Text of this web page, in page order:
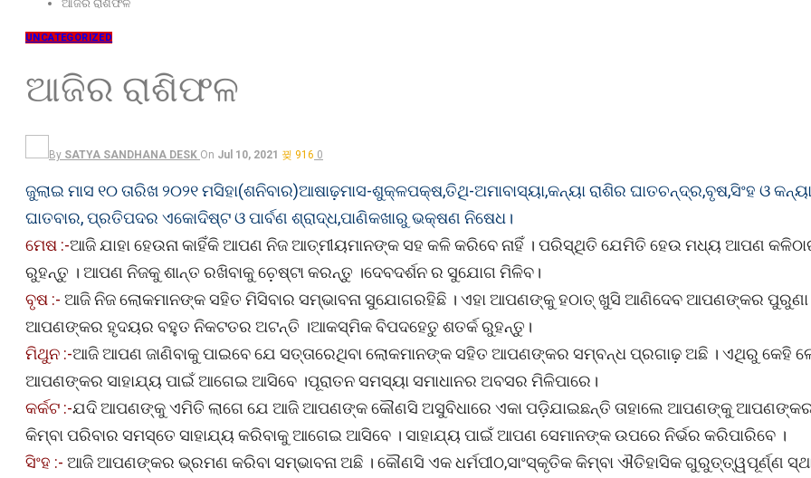
UNCATEGORIZED
ଆଜିର ରାଶିଫଳ
By SATYA SANDHANA DESK On Jul 10, 2021 916 0
ଜୁଲାଇ ମାସ ୧୦ ତାରିଖ ୨୦୨୧ ମସିହା(ଶନିବାର)ଆଷାଢ଼ମାସ-ଶୁକ୍ଳପକ୍ଷ,ତିଥି-ଅମାବାସ୍ୟା,କନ୍ୟା ରାଶିର ଘାତଚନ୍ଦ୍ର,ବୃଷ,ସିଂହ ଓ
ଘାତବାର, ପ୍ରତିପଦର ଏକୋଦିଷ୍ଟ ଓ ପାର୍ବଣ ଶ୍ରାଦ୍ଧ,ପାଣିକଖାରୁ ଭକ୍ଷଣ ନିଷେଧ।
ମେଷ :-ଆଜି ଯାହା ହେଉନା କାହିଁକି ଆପଣ ନିଜ ଆତ୍ମୀୟମାନଙ୍କ ସହ କଳି କରିବେ ନାହିଁ । ପରିସ୍ଥିତି ଯେମିତି ହେଉ ମଧ୍ୟ ଆପଣ
ରୁହନ୍ତୁ । ଆପଣ ନିଜକୁ ଶାନ୍ତ ରଖିବାକୁ ଚ଼େଷ୍ଟା କରନ୍ତୁ ।ଦେବଦର୍ଶନ ର ସୁଯୋଗ ମିଳିବ।
ବୃଷ :- ଆଜି ନିଜ ଲୋକମାନଙ୍କ ସହିତ ମିସିବାର ସମ୍ଭାବନା ସୁଯୋଗରହିଛି । ଏହା ଆପଣଙ୍କୁ ହଠାତ୍ ଖୁସି ଆଣିଦେବ ଆପଣଙ୍କର ପୁରୁଣା
ଆପଣଙ୍କର ହୃଦୟର ବହୁତ ନିକଟତର ଅଟନ୍ତି ।ଆକସ୍ମିକ ବିପଦହେତୁ ଶତର୍କ ରୁହନ୍ତୁ।
ମିଥୁନ :-ଆଜି ଆପଣ ଜାଣିବାକୁ ପାଇବେ ଯେ ସତ୍ତାରେଥିବା ଲୋକମାନଙ୍କ ସହିତ ଆପଣଙ୍କର ସମ୍ବନ୍ଧ ପ୍ରଗାଢ଼ ଅଛି । ଏଥିରୁ କେହି
ଆପଣଙ୍କର ସାହାଯ୍ୟ ପାଇଁ ଆଗେଇ ଆସିବେ ।ପୂରାତନ ସମସ୍ୟା ସମାଧାନର ଅବସର ମିଳିପାରେ।
କର୍କଟ :-ଯଦି ଆପଣଙ୍କୁ ଏମିତି ଲାଗେ ଯେ ଆଜି ଆପଣଙ୍କ କୌଣସି ଅସୁବିଧାରେ ଏକା ପଡ଼ିଯାଇଛନ୍ତି ତାହାଲେ ଆପଣଙ୍କୁ
କିମ୍ବା ପରିବାର ସମସ୍ତେ ସାହାଯ୍ୟ କରିବାକୁ ଆଗେଇ ଆସିବେ । ସାହାଯ୍ୟ ପାଇଁ ଆପଣ ସେମାନଙ୍କ ଉପରେ ନିର୍ଭର କରିପାରିବେ ।
ସିଂହ :- ଆଜି ଆପଣଙ୍କର ଭ୍ରମଣ କରିବା ସମ୍ଭାବନା ଅଛି । କୌଣସି ଏକ ଧର୍ମପୀଠ,ସାଂସ୍କୃତିକ କିମ୍ବା ଐତିହାସିକ ଗୁରୁତ୍ତ୍ୱପୂର୍ଣ୍ଣ